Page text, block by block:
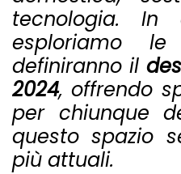
tecnologia. In
esploriamo
definiranno il
2024, offrendo
per chiunque
questo spazio
più attuali.